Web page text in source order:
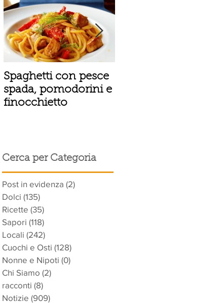
Spaghetti con pesce
spada, pomodorini e
finocchietto
Cerca per Categoria
Post in evidenza (2)
Dolci (135)
Ricette (35)
Sapori (118)
Locali (242)
Cuochi e Osti (128)
Nonne e Nipoti (0)
Chi Siamo (2)
racconti (8)
Notizie (909)